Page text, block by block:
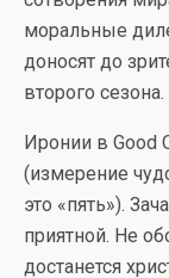
моральные
доносят до
второго сезона.
Иронии в Good
(измерение
это «пять»).
приятной. Не
достанется